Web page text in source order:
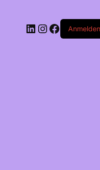
LinkedIn
Instagram
Anmelden